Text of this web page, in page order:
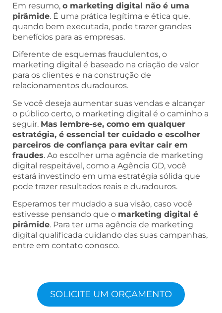
Em resumo, o marketing digital não é uma
pirâmide. É uma prática legítima e ética que,
quando bem executada, pode trazer grandes
benefícios para as empresas.
Diferente de esquemas fraudulentos, o
marketing digital é baseado na criação de valor
para os clientes e na construção de
relacionamentos duradouros.
Se você deseja aumentar suas vendas e alcançar
o público certo, o marketing digital é o caminho a
seguir. Mas lembre-se, como em qualquer
estratégia, é essencial ter cuidado e escolher
parceiros de confiança para evitar cair em
fraudes. Ao escolher uma agência de marketing
digital respeitável, como a Agência GD, você
estará investindo em uma estratégia sólida que
pode trazer resultados reais e duradouros.
Esperamos ter mudado a sua visão, caso você
estivesse pensando que o marketing digital é
pirâmide. Para ter uma agência de marketing
digital qualificada cuidando das suas campanhas,
entre em contato conosco.
SOLICITE UM ORÇAMENTO